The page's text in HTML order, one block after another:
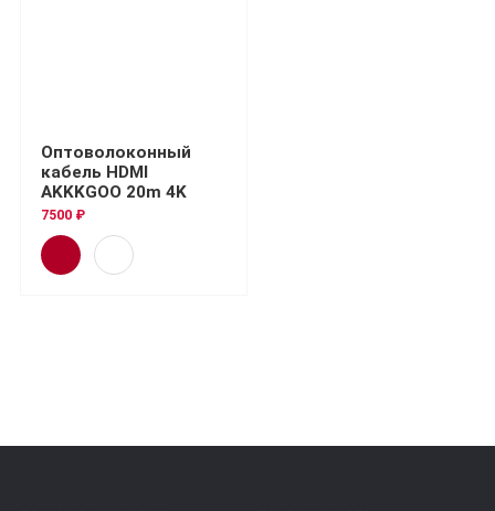
Оптоволоконный
кабель HDMI
AKKKGOO 20m 4K
7500 ₽